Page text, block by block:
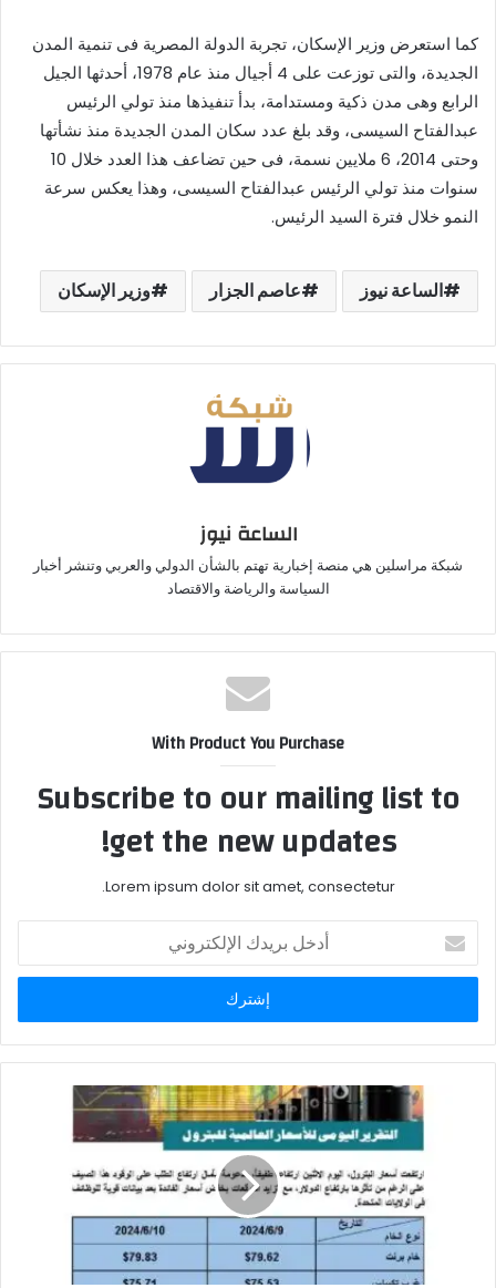
كما استعرض وزير الإسكان، تجربة الدولة المصرية فى تنمية المدن
الجديدة، والتى توزعت على 4 أجيال منذ عام 1978، أحدثها الجيل
الرابع وهى مدن ذكية ومستدامة، بدأ تنفيذها منذ تولي الرئيس
عبدالفتاح السيسى، وقد بلغ عدد سكان المدن الجديدة منذ نشأتها
وحتى 2014، 6 ملايين نسمة، فى حين تضاعف هذا العدد خلال 10
سنوات منذ تولي الرئيس عبدالفتاح السيسى، وهذا يعكس سرعة
النمو خلال فترة السيد الرئيس.
الساعة نيوز عاصم الجزار وزير الإسكان
الساعة نيوز
شبكة مراسلين هي منصة إخبارية تهتم بالشأن الدولي والعربي وتنشر أخبار
السياسة والرياضة والاقتصاد
With Product You Purchase
Subscribe to our mailing list to
get the new updates!
Lorem ipsum dolor sit amet, consectetur.
أدخل
بريدك
الإلكتروني